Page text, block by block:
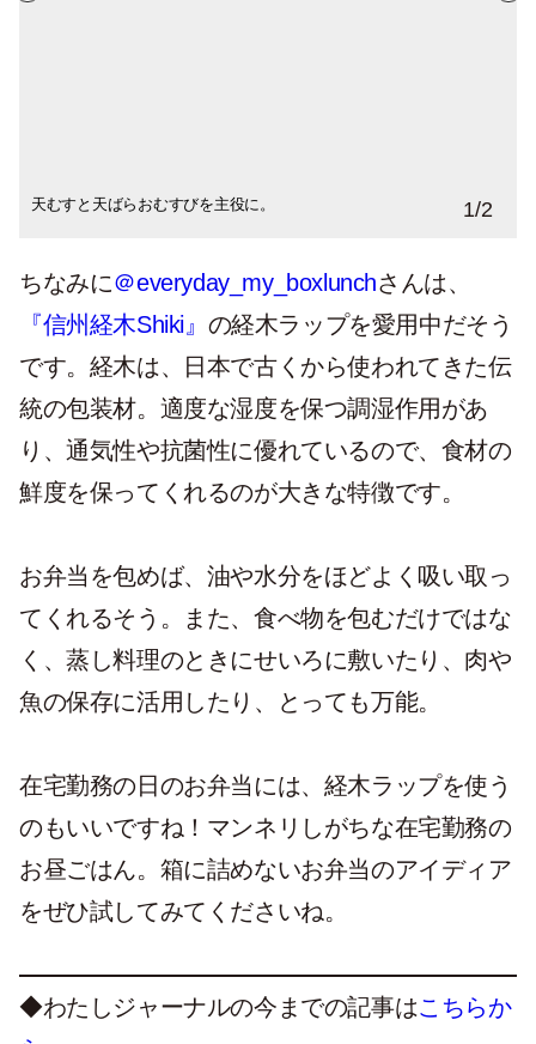
天むすと天ばらおむすびを主役に。
経木ラップで包んだ姿も様になる。 1/2
ちなみに＠everyday_my_boxlunchさんは、
『信州経木Shiki』 の経木ラップを愛用中だそう
です。経木は、日本で古くから使われてきた伝
統の包装材。適度な湿度を保つ調湿作用があ
り、通気性や抗菌性に優れているので、食材の
鮮度を保ってくれるのが大きな特徴です。
お弁当を包めば、油や水分をほどよく吸い取っ
てくれるそう。また、食べ物を包むだけではな
く、蒸し料理のときにせいろに敷いたり、肉や
魚の保存に活用したり、とっても万能。
在宅勤務の日のお弁当には、経木ラップを使う
のもいいですね！マンネリしがちな在宅勤務の
お昼ごはん。箱に詰めないお弁当のアイディア
をぜひ試してみてくださいね。
◆わたしジャーナルの今までの記事はこちらか